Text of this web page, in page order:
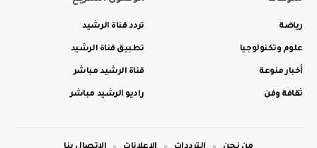
رياضة
علوم وتكنولوجيا
أخبار منوعة
ثقافة وفن
تردد قناة الرشيد
تطبيق قناة الرشيد
قناة الرشيد مباشر
راديو الرشيد مباشر